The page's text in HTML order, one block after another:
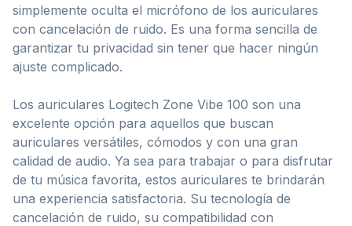
simplemente oculta el micrófono de los auriculares
con cancelación de ruido. Es una forma sencilla de
garantizar tu privacidad sin tener que hacer ningún
ajuste complicado.
Los auriculares Logitech Zone Vibe 100 son una
excelente opción para aquellos que buscan
auriculares versátiles, cómodos y con una gran
calidad de audio. Ya sea para trabajar o para disfrutar
de tu música favorita, estos auriculares te brindarán
una experiencia satisfactoria. Su tecnología de
cancelación de ruido, su compatibilidad con